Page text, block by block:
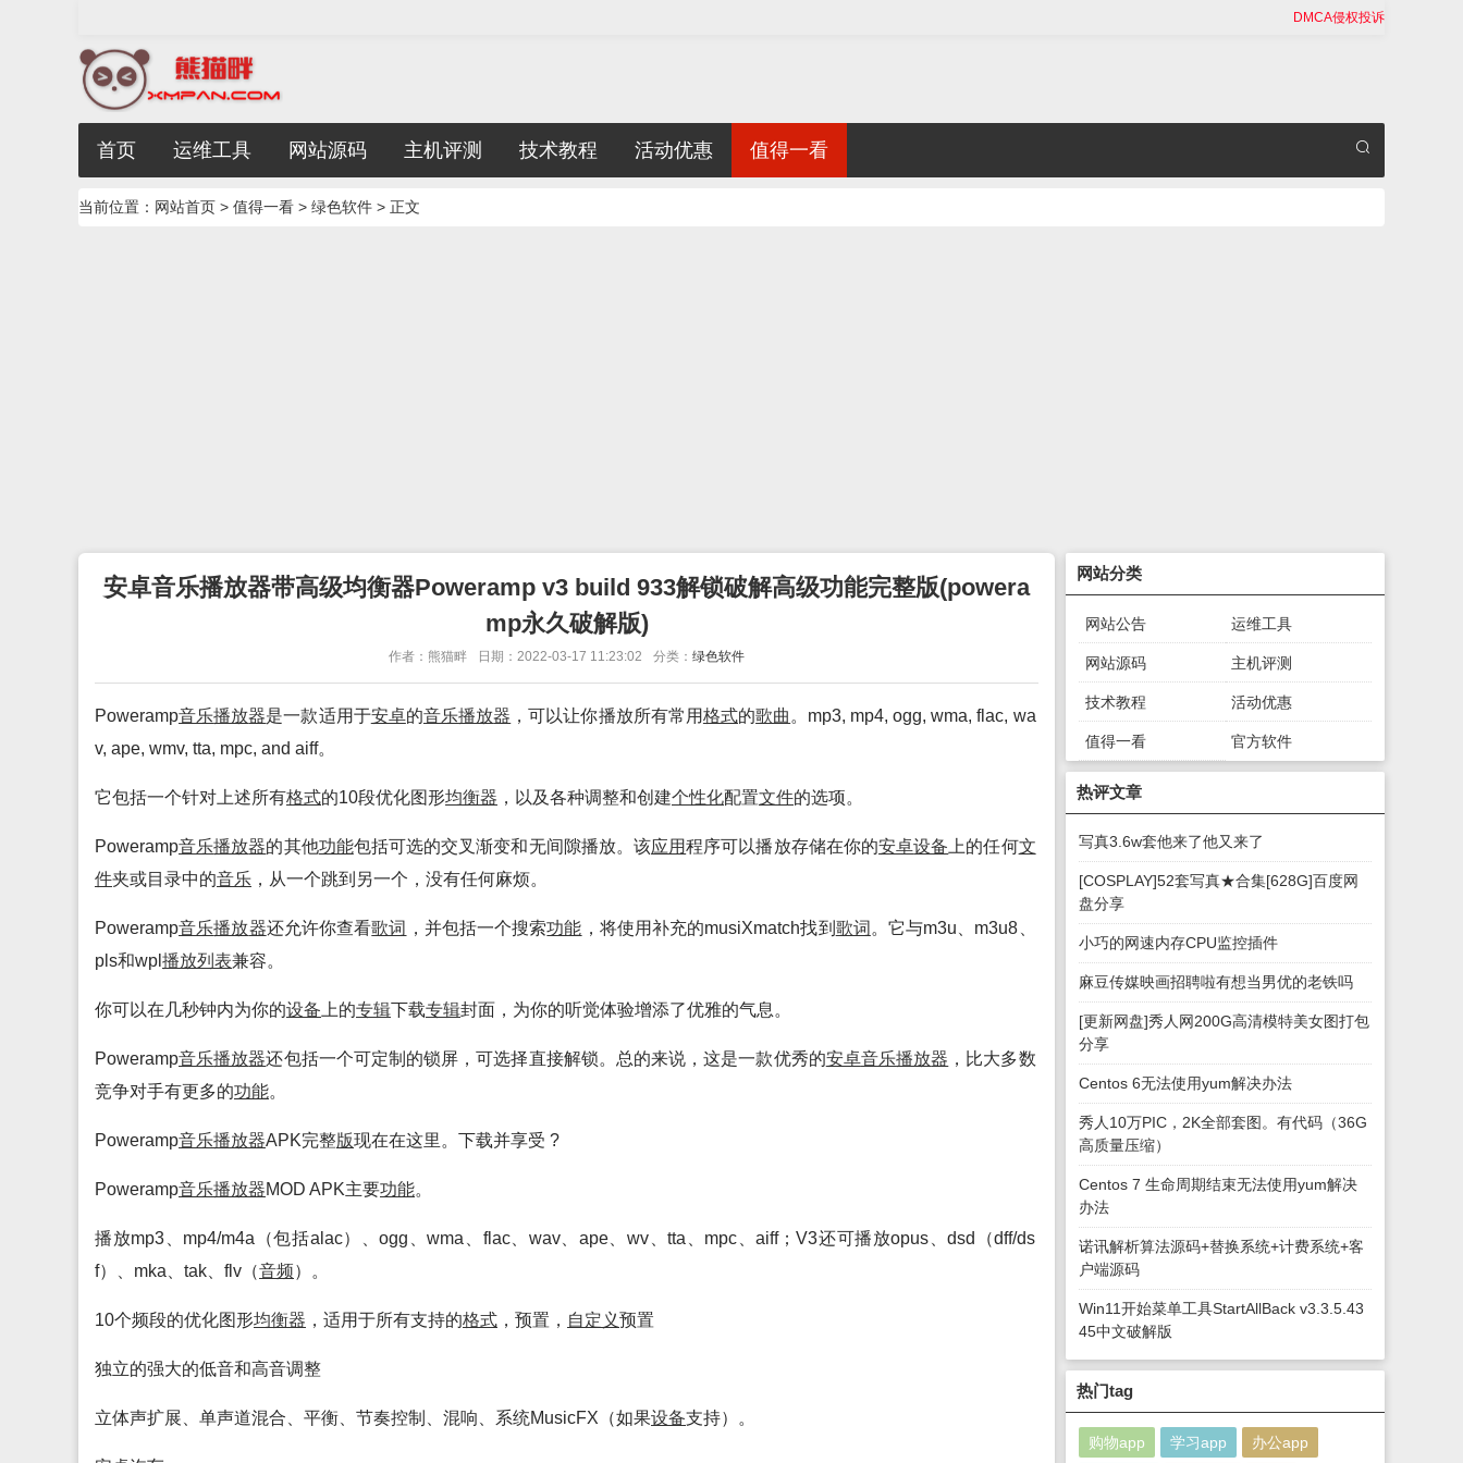
DMCA侵权投诉
首页 运维工具 网站源码 主机评测 技术教程 活动优惠 值得一看
当前位置： 网站首页 > 值得一看 > 绿色软件 > 正文
安卓音乐播放器带高级均衡器Poweramp v3 build 933解锁破解高级功能完整版(powera
mp永久破解版)
作者：熊猫畔 日期：2022-03-17 11:23:02 分类：绿色软件
Poweramp音乐播放器是一款适用于安卓的音乐播放器 ，可以让你播放所有常用格式的歌曲 。mp3, mp4, ogg, wma, flac, wa
v, ape, wmv, tta, mpc, and aiff。
它包括一个针对上述所有格式的10段优化图形均衡器 ，以及各种调整和创建个性化配置文件的选项。
Poweramp音乐播放器的其他功能包括可选的交叉渐变和无间隙播放。该应用程序可以播放存储在你的安卓设备 上的任何文
件夹或目录中的音乐 ，从一个跳到另一个，没有任何麻烦。
Poweramp音乐播放器还允许你查看歌词 ，并包括一个搜索功能 ，将使用补充的musiXmatch找到 歌词 。它与m3u、m3u8、
pls和wpl 播放列表兼容。
你可以在几秒钟内为你的设备 上的专辑下载专辑封面，为你的听觉体验增添了优雅的气息。
Poweramp音乐播放器还包括一个可定制的锁屏，可选择直接解锁。总的来说，这是一款优秀的安卓音乐播放器 ，比大多数
竞争对手有更多的功能。
Poweramp音乐播放器APK完整版现在在这里。下载并享受 ?
Poweramp音乐播放器MOD APK主要功能。
播放mp3、mp4/m4a（包括alac）、ogg、wma、flac、wav、ape、wv、tta、mpc、aiff；V3还可播放opus、dsd（dff/ds
f）、mka、tak、flv（音频）。
10个频段的优化图形均衡器 ，适用于所有支持的格式 ，预置， 自定义预置
独立的强大的低音和高音调整
立体声扩展、单声道混合、平衡、节奏控制、混响、系统MusicFX（如果设备支持）。
网站分类
网站公告 运维工具
网站源码 主机评测
技术教程 活动优惠
值得一看
绿色软件
官方软件
热评文章
写真3.6w套他来了他又来了
[COSPLAY]52套写真★合集[628G]百度网
盘分享
小巧的网速内存CPU监控插件
麻豆传媒映画招聘啦有想当男优的老铁吗
[更新网盘]秀人网200G高清模特美女图打包
分享
Centos 6无法使用yum解决办法
秀人10万PIC，2K全部套图。有代码（36G
高质量压缩）
Centos 7 生命周期结束无法使用yum解决
办法
诺讯解析算法源码+替换系统+计费系统+客
户端源码
Win11开始菜单工具StartAllBack v3.3.5.43
45中文破解版
热门tag
购物app 学习app 办公app